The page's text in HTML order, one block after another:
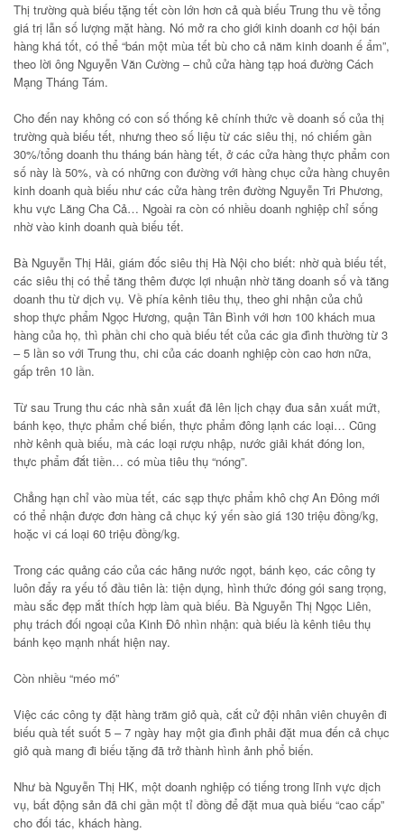
Thị trường quà biếu tặng tết còn lớn hơn cả quà biếu Trung thu về tổng
giá trị lẫn số lượng mặt hàng. Nó mở ra cho giới kinh doanh cơ hội bán
hàng khá tốt, có thể “bán một mùa tết bù cho cả năm kinh doanh ế ẩm”,
theo lời ông Nguyễn Văn Cường – chủ cửa hàng tạp hoá đường Cách
Mạng Tháng Tám.
Cho đến nay không có con số thống kê chính thức về doanh số của thị
trường quà biếu tết, nhưng theo số liệu từ các siêu thị, nó chiếm gần
30%/tổng doanh thu tháng bán hàng tết, ở các cửa hàng thực phẩm con
số này là 50%, và có những con đường với hàng chục cửa hàng chuyên
kinh doanh quà biếu như các cửa hàng trên đường Nguyễn Tri Phương,
khu vực Lăng Cha Cả… Ngoài ra còn có nhiều doanh nghiệp chỉ sống
nhờ vào kinh doanh quà biếu tết.
Bà Nguyễn Thị Hải, giám đốc siêu thị Hà Nội cho biết: nhờ quà biếu tết,
các siêu thị có thể tăng thêm được lợi nhuận nhờ tăng doanh số và tăng
doanh thu từ dịch vụ. Về phía kênh tiêu thụ, theo ghi nhận của chủ
shop thực phẩm Ngọc Hương, quận Tân Bình với hơn 100 khách mua
hàng của họ, thì phần chi cho quà biếu tết của các gia đình thường từ 3
– 5 lần so với Trung thu, chi của các doanh nghiệp còn cao hơn nữa,
gấp trên 10 lần.
Từ sau Trung thu các nhà sản xuất đã lên lịch chạy đua sản xuất mứt,
bánh kẹo, thực phẩm chế biến, thực phẩm đông lạnh các loại… Cũng
nhờ kênh quà biếu, mà các loại rượu nhập, nước giải khát đóng lon,
thực phẩm đắt tiền… có mùa tiêu thụ “nóng”.
Chẳng hạn chỉ vào mùa tết, các sạp thực phẩm khô chợ An Đông mới
có thể nhận được đơn hàng cả chục ký yến sào giá 130 triệu đồng/kg,
hoặc vi cá loại 60 triệu đồng/kg.
Trong các quảng cáo của các hãng nước ngọt, bánh kẹo, các công ty
luôn đẩy ra yếu tố đầu tiên là: tiện dụng, hình thức đóng gói sang trọng,
màu sắc đẹp mắt thích hợp làm quà biếu. Bà Nguyễn Thị Ngọc Liên,
phụ trách đối ngoại của Kinh Đô nhìn nhận: quà biếu là kênh tiêu thụ
bánh kẹo mạnh nhất hiện nay.
Còn nhiều “méo mó”
Việc các công ty đặt hàng trăm giỏ quà, cắt cử đội nhân viên chuyên đi
biếu quà tết suốt 5 – 7 ngày hay một gia đình phải đặt mua đến cả chục
giỏ quà mang đi biếu tặng đã trở thành hình ảnh phổ biến.
Như bà Nguyễn Thị HK, một doanh nghiệp có tiếng trong lĩnh vực dịch
vụ, bất động sản đã chi gần một tỉ đồng để đặt mua quà biếu “cao cấp”
cho đối tác, khách hàng.